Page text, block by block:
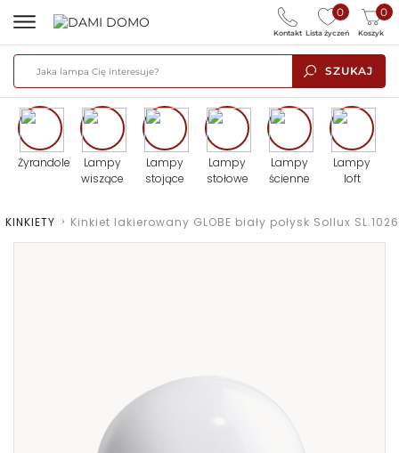
SZUKAJ
0
Lista życzeń
0
Koszyk
Kontakt
Żyrandole
Lampy
wiszące
Lampy
stojące
Lampy
stołowe
Lampy
ścienne
Lampy
loft
KINKIETY > Kinkiet lakierowany GLOBE biały połysk Sollux SL.1026